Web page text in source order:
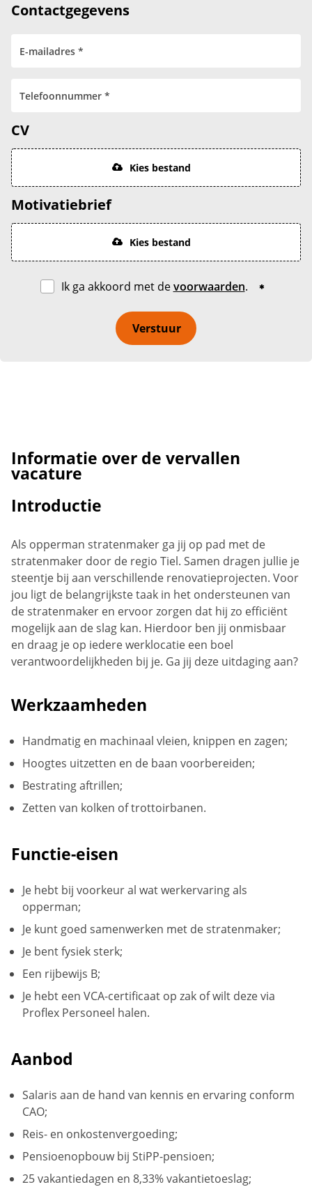
Contactgegevens
CV
Kies bestand
Motivatiebrief
Kies bestand
Ik ga akkoord met devoorwaarden.
Verstuur
Informatie over de vervallen
vacature
Introductie
Als opperman stratenmaker ga jij op pad met de
stratenmaker door de regio Tiel. Samen dragen jullie je
steentje bij aan verschillende renovatieprojecten. Voor
jou ligt de belangrijkste taak in het ondersteunen van
de stratenmaker en ervoor zorgen dat hij zo efficiënt
mogelijk aan de slag kan. Hierdoor ben jij onmisbaar
en draag je op iedere werklocatie een boel
verantwoordelijkheden bij je. Ga jij deze uitdaging aan?
Werkzaamheden
Handmatig en machinaal vleien, knippen en zagen;
Hoogtes uitzetten en de baan voorbereiden;
Bestrating aftrillen;
Zetten van kolken of trottoirbanen.
Functie-eisen
Je hebt bij voorkeur al wat werkervaring als
opperman;
Je kunt goed samenwerken met de stratenmaker;
Je bent fysiek sterk;
Een rijbewijs B;
Je hebt een VCA-certificaat op zak of wilt deze via
Proflex Personeel halen.
Aanbod
Salaris aan de hand van kennis en ervaring conform
CAO;
Reis- en onkostenvergoeding;
Pensioenopbouw bij StiPP-pensioen;
25 vakantiedagen en 8,33% vakantietoeslag;